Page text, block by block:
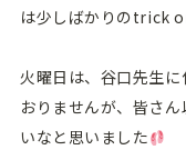
は少しばかりのtrick
火曜日は、谷口先生
おりませんが、皆さ
いなと思いました